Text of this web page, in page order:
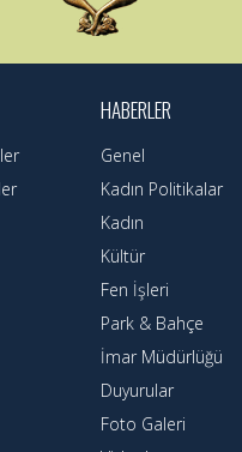
HABERLER
Genel
Kadın Politikalar
Kadın
Kültür
Fen İşleri
Park & Bahçe
İmar Müdürlüğü
Duyurular
Foto Galeri